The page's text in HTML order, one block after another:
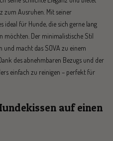
zum Ausruhen. Mit seiner
ideal für Hunde, die sich gerne lang
möchten. Der minimalistische Stil
macht das SOVA zu einem
des abnehmbaren Bezugs und der
einfach zu reinigen – perfekt für
auf einen